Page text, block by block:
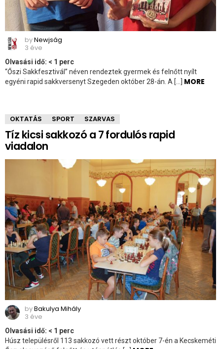
byNewjság
3 éve
Olvasási idő: < 1 perc
“Őszi Sakkfesztivál” néven rendeztek gyermek és felnőtt nyílt
egyéni rapid sakkversenyt Szegeden október 28-án. A […] MORE
OKTATÁS SPORT SZARVAS
Tíz kicsi sakkozó a 7 fordulós rapid
viadalon
byBakulya Mihály
3 éve
Olvasási idő: < 1 perc
Húsz településről 113 sakkozó vett részt október 7-én a Kecskeméti